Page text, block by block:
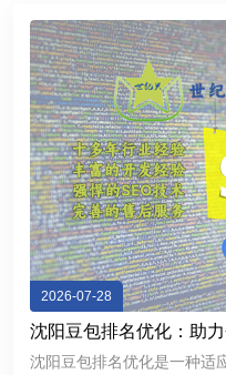
2026-07-28
沈阳豆包排名优化：助
力
沈阳豆包排名优化是一种适